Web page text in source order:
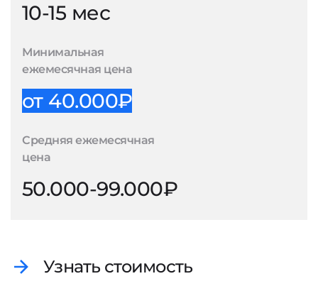
10-15 мес
Минимальная
ежемесячная цена
от 40.000₽
Средняя ежемесячная
цена
50.000-99.000₽
Узнать стоимость